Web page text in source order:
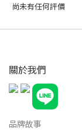
尚未有任何評價
關於我們
品牌故事